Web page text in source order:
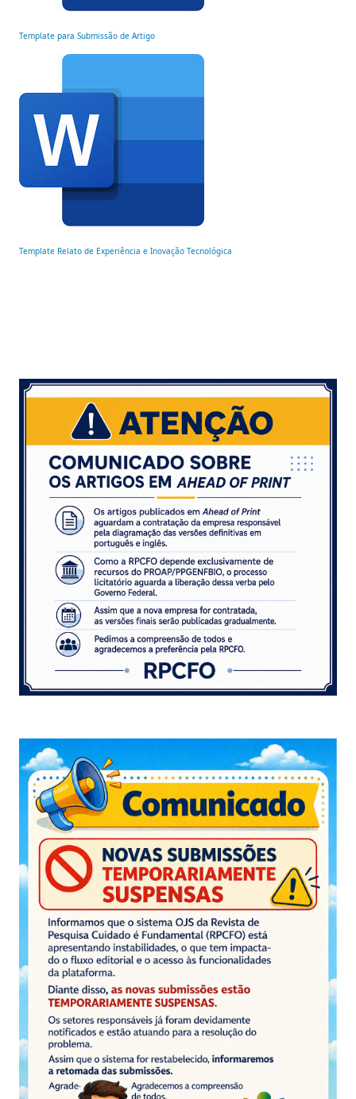
Template para Submissão de Artigo
Template Relato de Experiência e Inovação Tecnológica